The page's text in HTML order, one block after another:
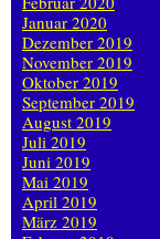
Januar 2020
Dezember 2019
November 2019
Oktober 2019
September 2019
August 2019
Juli 2019
Juni 2019
Mai 2019
April 2019
März 2019